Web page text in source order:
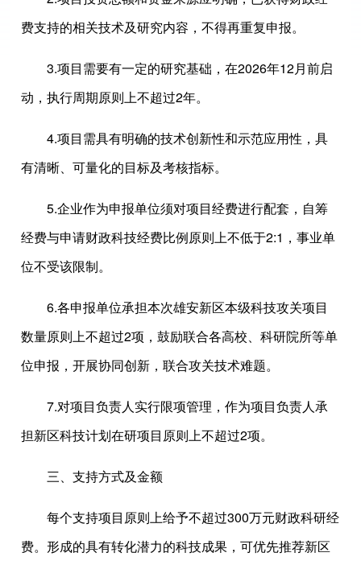
费支持的相关技术及研究内容，不得再重复申报。
3.项目需要有一定的研究基础，在2026年12月前启
动，执行周期原则上不超过2年。
4.项目需具有明确的技术创新性和示范应用性，具
有清晰、可量化的目标及考核指标。
5.企业作为申报单位须对项目经费进行配套，自筹
经费与申请财政科技经费比例原则上不低于2:1，事业单
位不受该限制。
6.各申报单位承担本次雄安新区本级科技攻关项目
数量原则上不超过2项，鼓励联合各高校、科研院所等单
位申报，开展协同创新，联合攻关技术难题。
7.对项目负责人实行限项管理，作为项目负责人承
担新区科技计划在研项目原则上不超过2项。
三、支持方式及金额
每个支持项目原则上给予不超过300万元财政科研经
费。形成的具有转化潜力的科技成果，可优先推荐新区